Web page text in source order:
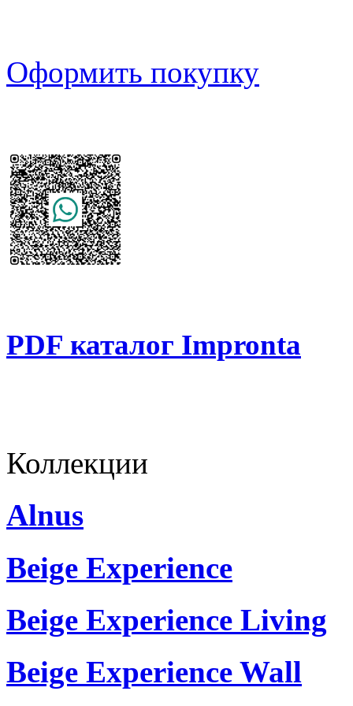
Оформить покупку
PDF каталог Impronta
Коллекции
Alnus
Beige Experience
Beige Experience Living
Beige Experience Wall